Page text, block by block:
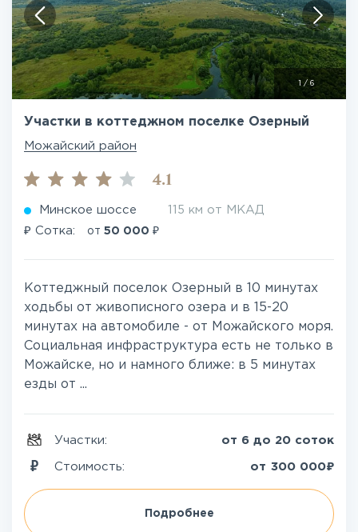
/6
Участки в коттеджном поселке Озерный
Можайский район
4.1
Минское шоссе 115 км от МКАД
₽ Сотка: от 50 000 ₽
Коттеджный поселок Озерный в 10 минутах
ходьбы от живописного озера и в 15-20
минутах на автомобиле - от Можайского моря.
Социальная инфраструктура есть не только в
Можайске, но и намного ближе: в 5 минутах
езды от ...
Участки: от 6 до 20 соток
Стоимость: от 300 000₽
Подробнее